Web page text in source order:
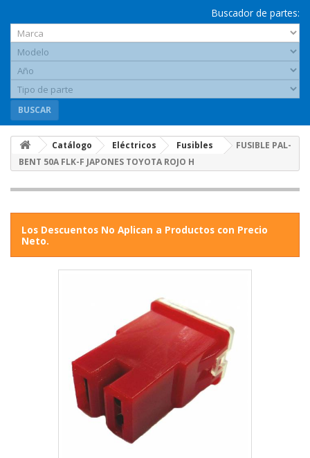
Buscador de partes:
BUSCAR
Catálogo Eléctricos Fusibles
FUSIBLE PAL-
BENT 50A FLK-F JAPONES TOYOTA ROJO H
Los Descuentos No Aplican a Productos con Precio
Neto.